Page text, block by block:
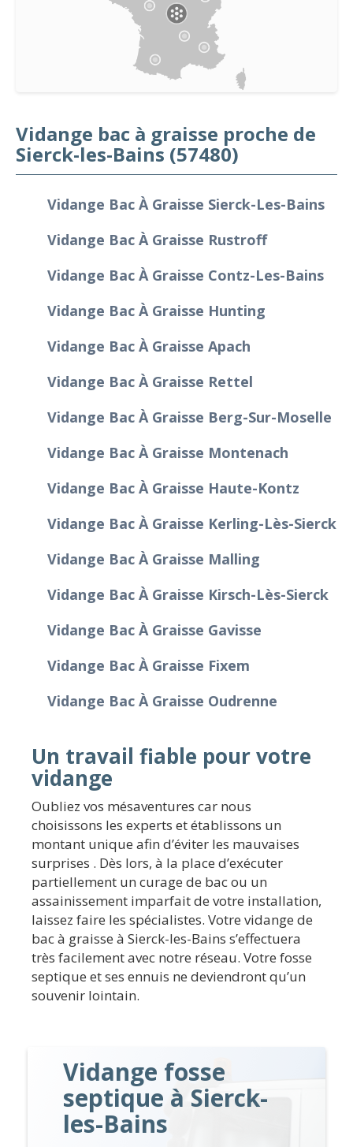
Vidange bac à graisse proche de
Sierck-les-Bains (57480)
Vidange Bac À Graisse Sierck-Les-Bains
Vidange Bac À Graisse Rustroff
Vidange Bac À Graisse Contz-Les-Bains
Vidange Bac À Graisse Hunting
Vidange Bac À Graisse Apach
Vidange Bac À Graisse Rettel
Vidange Bac À Graisse Berg-Sur-Moselle
Vidange Bac À Graisse Montenach
Vidange Bac À Graisse Haute-Kontz
Vidange Bac À Graisse Kerling-Lès-Sierck
Vidange Bac À Graisse Malling
Vidange Bac À Graisse Kirsch-Lès-Sierck
Vidange Bac À Graisse Gavisse
Vidange Bac À Graisse Fixem
Vidange Bac À Graisse Oudrenne
Un travail fiable pour votre
vidange
Oubliez vos mésaventures car nous
choisissons les experts et établissons un
montant unique afin d’éviter les mauvaises
surprises . Dès lors, à la place d’exécuter
partiellement un curage de bac ou un
assainissement imparfait de votre installation,
laissez faire les spécialistes. Votre vidange de
bac à graisse à Sierck-les-Bains s’effectuera
très facilement avec notre réseau. Votre fosse
septique et ses ennuis ne deviendront qu’un
souvenir lointain.
Vidange fosse
septique à Sierck-
les-Bains